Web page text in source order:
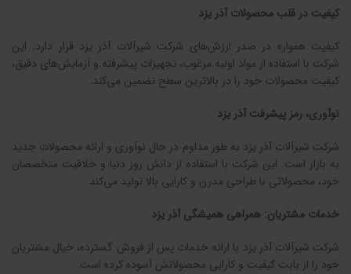
کیفیت در قلب محصولات آذر یزد
کیفیت همواره در صدر ارزش‌های شرکت شیرآلات آذر یزد قرار دارد. این
شرکت با استفاده از مواد اولیه مرغوب، تجهیزات پیشرفته و آزمایش‌های دقیق،
کیفیت محصولات خود را در بالاترین سطح تضمین می‌کند.
نوآوری، رمز پیشرفت آذر یزد
شرکت شیرآلات آذر یزد به طور مداوم در حال نوآوری و ارائه محصولات جدید
به بازار است. این شرکت با استفاده از دانش روز دنیا و خلاقیت متخصصان
خود، محصولاتی با طراحی مدرن و کارایی بالا تولید می‌کند.
خدمات مشتریان: همراهی همیشگی آذر یزد
شرکت شیرآلات آذر یزد با ارائه خدمات پس از فروش گسترده، خیال مشتریان
خود را از بابت کیفیت و کارایی محصولاتش آسوده کرده است.